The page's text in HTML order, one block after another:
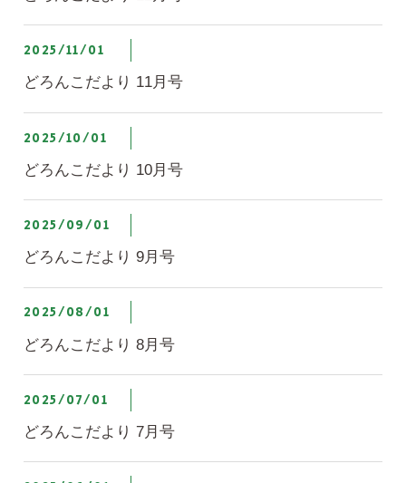
2025/11/01
どろんこだより 11月号
2025/10/01
どろんこだより 10月号
2025/09/01
どろんこだより 9月号
2025/08/01
どろんこだより 8月号
2025/07/01
どろんこだより 7月号